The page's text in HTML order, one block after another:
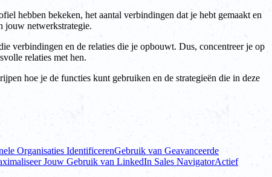
hebben bekeken, het aantal verbindingen dat je hebt gemaakt en
jouw netwerkstrategie.
verbindingen en de relaties die je opbouwt. Dus, concentreer je op
relaties met hen.
hoe je de functies kunt gebruiken en de strategieën die in deze
Organisaties IdentificerenGebruik van Geavanceerde
Jouw Gebruik van LinkedIn Sales NavigatorActief